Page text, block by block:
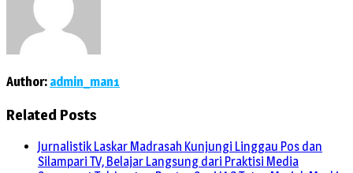
Author: admin_man1
Related Posts
Jurnalistik Laskar Madrasah Kunjungi Linggau Pos dan
Silampari TV, Belajar Langsung dari Praktisi Media